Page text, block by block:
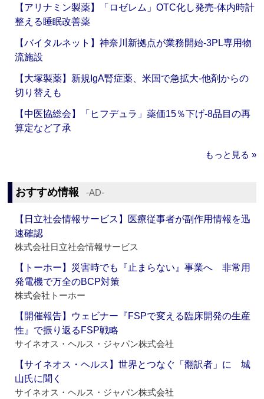
【アリナミン製薬】「ロゼレム」OTC化し発売‐体内時計
整える睡眠改善薬
【バイタルネット】神奈川新拠点が業務開始‐3PL専用物
流施設
【大塚製薬】新規IgA腎症薬、米国で急拡大‐他剤からの
切り替えも
【中医協総会】「ヒフデュラ」薬価15％下げ‐8品目の再
算定など了承
もっと見る »
おすすめ情報 ‐AD‐
【日立社会情報サービス】医療従事者が副作用情報を迅
速確認
株式会社日立社会情報サービス
【トーホー】災害時でも『止まらない』事業へ 非常用
発電機で万全のBCP対策
株式会社トーホー
【開催報告】ウェビナー『FSPで変える臨床開発の生産
性』で振り返るFSP戦略
サイネオス・ヘルス・ジャパン株式会社
【サイネオス・ヘルス】世界とつなぐ「翻訳者」に 城
山氏に聞く
サイネオス・ヘルス・ジャパン株式会社